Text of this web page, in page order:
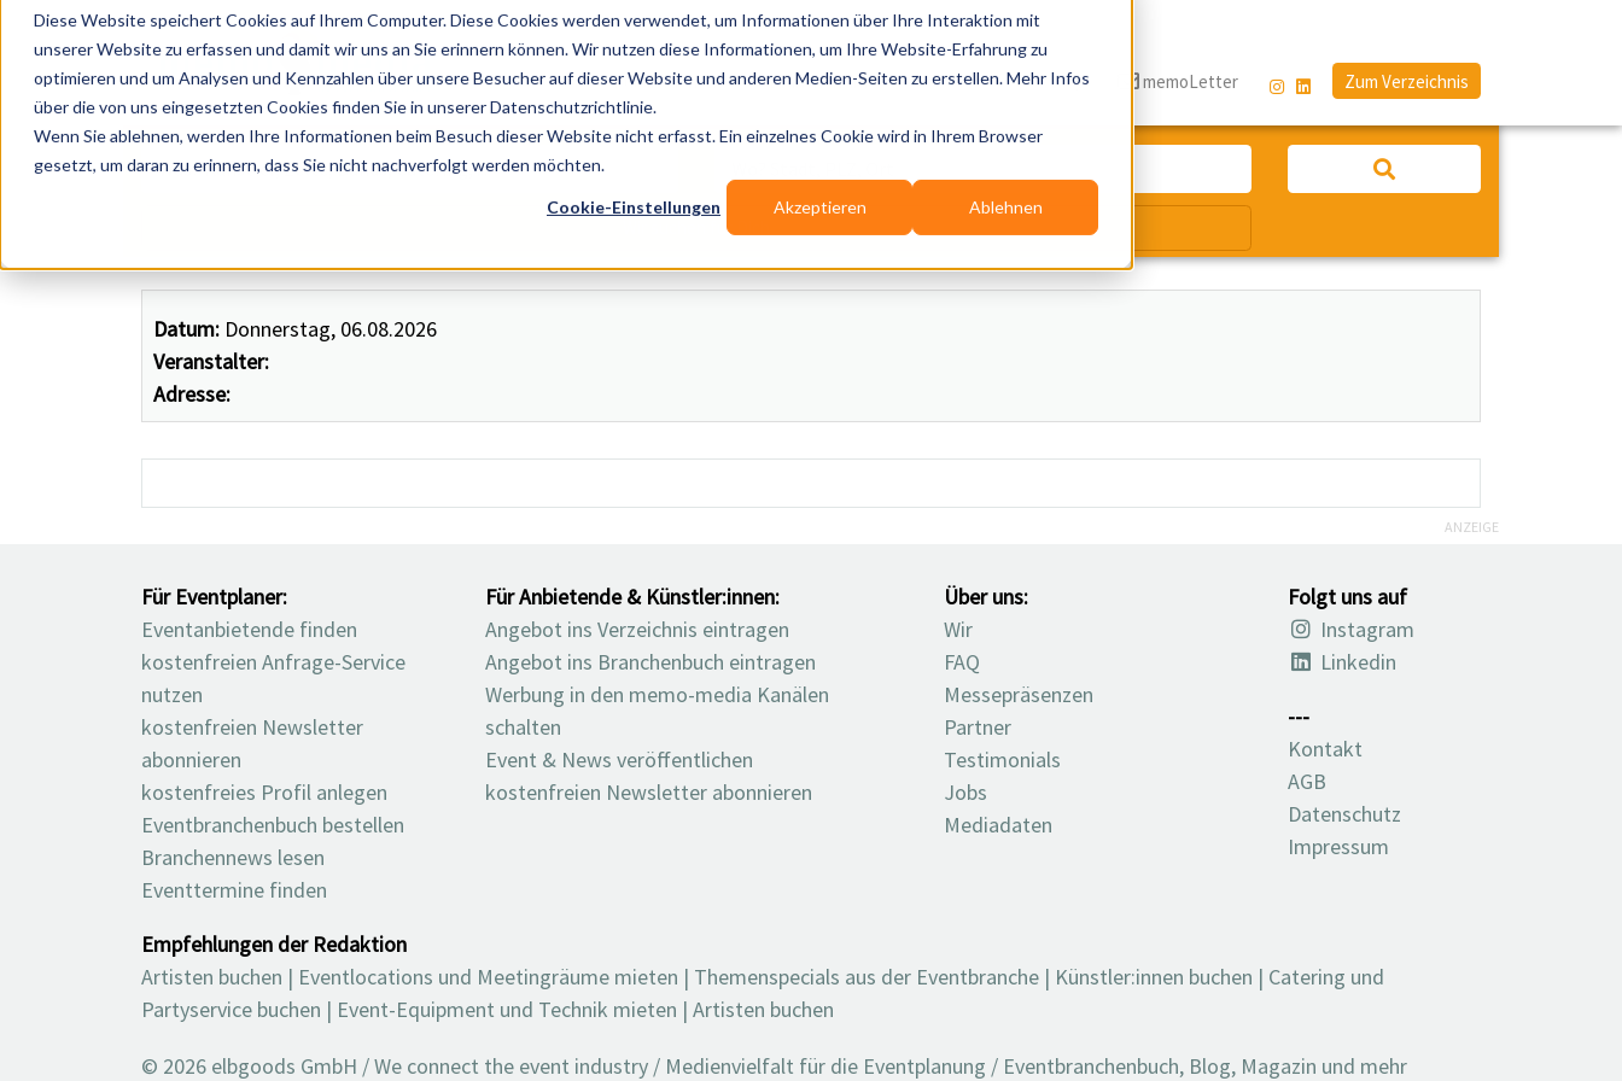
Diese Website speichert Cookies auf Ihrem Computer. Diese Cookies werden verwendet, um Informationen über Ihre Interaktion mit
unserer Website zu erfassen und damit wir uns an Sie erinnern können. Wir nutzen diese Informationen, um Ihre Website-Erfahrung zu
optimieren und um Analysen und Kennzahlen über unsere Besucher auf dieser Website und anderen Medien-Seiten zu erstellen. Mehr Infos
über die von uns eingesetzten Cookies finden Sie in unserer Datenschutzrichtlinie.
Wenn Sie ablehnen, werden Ihre Informationen beim Besuch dieser Website nicht erfasst. Ein einzelnes Cookie wird in Ihrem Browser
gesetzt, um daran zu erinnern, dass Sie nicht nachverfolgt werden möchten.
Cookie-Einstellungen Akzeptieren Ablehnen
Datum: Donnerstag, 06.08.2026
Veranstalter:
Adresse:
Publikationen Branchen-Infos Services Blog memoLetter Zum Verzeichnis
Künstler, Zelte, Bands, Catering, ...
Wir suchen für Dich
ANZEIGE
Für Eventplaner:
Eventanbietende finden
kostenfreien Anfrage-Service
nutzen
kostenfreien Newsletter
abonnieren
kostenfreies Profil anlegen
Eventbranchenbuch bestellen
Branchennews lesen
Eventtermine finden
Für Anbietende & Künstler:innen:
Angebot ins Verzeichnis eintragen
Angebot ins Branchenbuch eintragen
Werbung in den memo-media Kanälen
schalten
Event & News veröffentlichen
kostenfreien Newsletter abonnieren
Über uns:
Wir
FAQ
Messepräsenzen
Partner
Testimonials
Jobs
Mediadaten
Folgt uns auf
Instagram
Linkedin
---
Kontakt
AGB
Datenschutz
Impressum
Empfehlungen der Redaktion
Artisten buchen | Eventlocations und Meetingräume mieten | Themenspecials aus der Eventbranche | Künstler:innen buchen | Catering und
Partyservice buchen | Event-Equipment und Technik mieten | Artisten buchen
© 2026 elbgoods GmbH / We connect the event industry / Medienvielfalt für die Eventplanung / Eventbranchenbuch, Blog, Magazin und mehr